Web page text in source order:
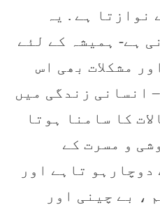
نوازتا ہے . یہ
ہے- ہمیشہ کے لئے
مشکلات بھی اس
انسانی زندگی میں
کا سامنا ہوتا
و مسرت کے
تاہے اور
، بے چینی اور